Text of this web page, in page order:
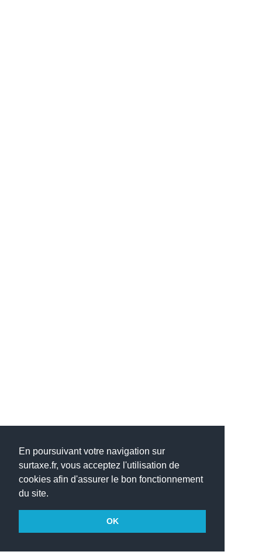
En poursuivant votre navigation sur
surtaxe.fr, vous acceptez l'utilisation de
cookies afin d'assurer le bon fonctionnement
du site.
OK